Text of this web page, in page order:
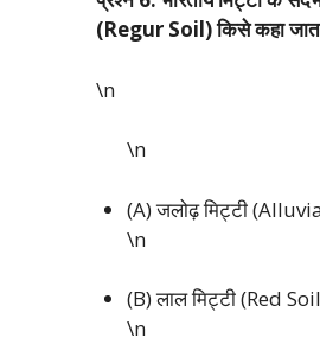
(Regur Soil) किसे कहा
\n
\n
(A) जलोढ़ मिट्टी
\n
(B) लाल मिट्टी (Red
\n